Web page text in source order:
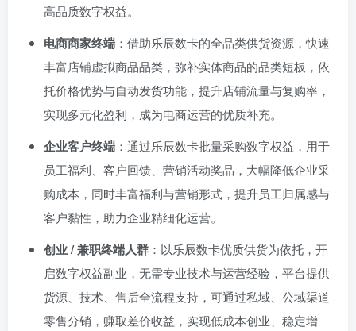
高品质数字权益。
电商商家终端 ：借助乐辰数卡的全品类供货资源，快速
丰富店铺虚拟商品品类，弥补实体商品的品类短板，依
托价格优势与自动发货功能，提升店铺流量与复购率，
实现多元化盈利，成为电商运营的优质补充。
企业客户终端 ：通过乐辰数卡批量采购数字权益，用于
员工福利、客户回馈、营销活动奖品，大幅降低企业采
购成本，同时丰富福利与营销形式，提升员工归属感与
客户黏性，助力企业精细化运营。
创业 / 兼职终端人群 ：以乐辰数卡优质供货为依托，开
启数字权益副业，无需专业技术与运营经验，平台提供
货源、技术、售后全流程支持，可通过私域、公域渠道
零售分销，赚取差价收益，实现低成本创业、稳定增